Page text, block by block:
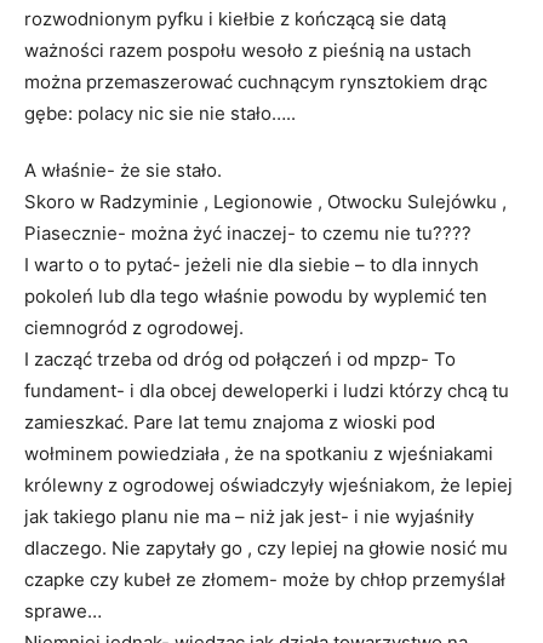
rozwodnionym pyfku i kiełbie z kończącą sie datą
ważności razem pospołu wesoło z pieśnią na ustach
można przemaszerować cuchnącym rynsztokiem drąc
gębe: polacy nic sie nie stało…..
A właśnie- że sie stało.
Skoro w Radzyminie , Legionowie , Otwocku Sulejówku ,
Piasecznie- można żyć inaczej- to czemu nie tu????
I warto o to pytać- jeżeli nie dla siebie – to dla innych
pokoleń lub dla tego właśnie powodu by wyplemić ten
ciemnogród z ogrodowej.
I zacząć trzeba od dróg od połączeń i od mpzp- To
fundament- i dla obcej deweloperki i ludzi którzy chcą tu
zamieszkać. Pare lat temu znajoma z wioski pod
wołminem powiedziała , że na spotkaniu z wjeśniakami
królewny z ogrodowej oświadczyły wjeśniakom, że lepiej
jak takiego planu nie ma – niż jak jest- i nie wyjaśniły
dlaczego. Nie zapytały go , czy lepiej na głowie nosić mu
czapke czy kubeł ze złomem- może by chłop przemyślał
sprawe…